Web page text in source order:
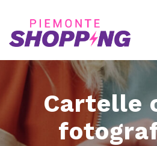
Cartelle